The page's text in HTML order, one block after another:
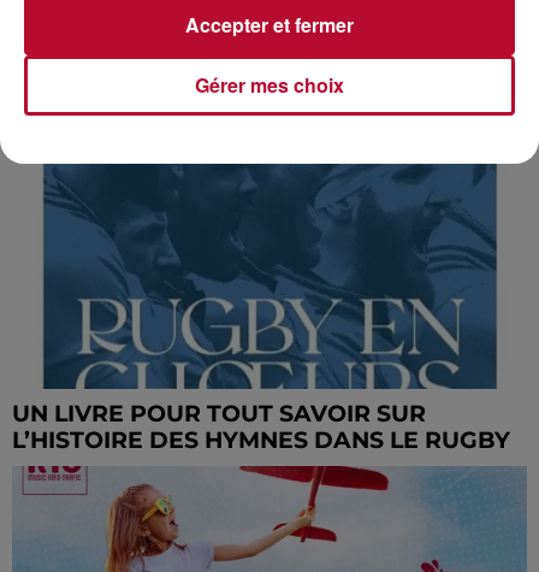
MÉTÉO DU WEEK-END : LE TEMPS ESTIVAL
SE POURSUIT PRÈS DE LA...
UN LIVRE POUR TOUT SAVOIR SUR
L’HISTOIRE DES HYMNES DANS LE RUGBY
Gérer mes choix
Accepter et fermer